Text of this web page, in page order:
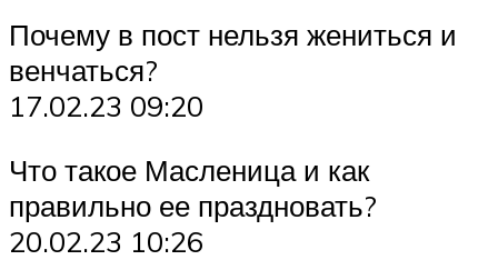
Почему в пост нельзя жениться и
венчаться?
17.02.23 09:20
Что такое Масленица и как
правильно ее праздновать?
20.02.23 10:26